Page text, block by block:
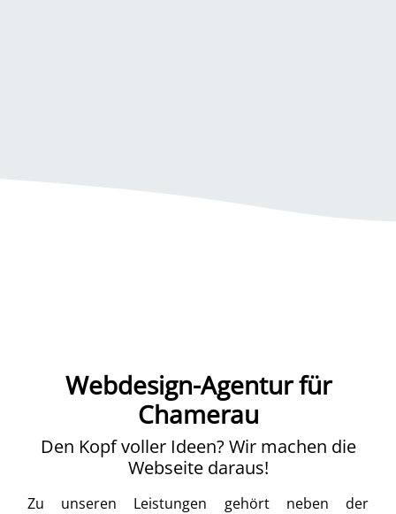
Webdesign-Agentur für
Chamerau
Den Kopf voller Ideen? Wir machen die
Webseite daraus!
Zu unseren Leistungen gehört neben der